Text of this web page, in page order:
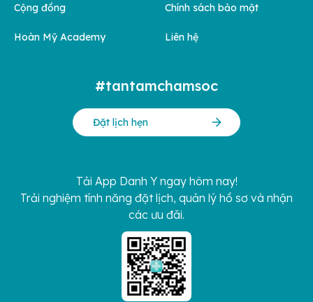
Cộng đồng
Hoàn Mỹ Academy
Chính sách bảo mật
Liên hệ
#tantamchamsoc
Đặt lịch hẹn
Tải App Danh Y ngay hôm nay!
Trải nghiệm tính năng đặt lịch, quản lý hồ sơ và nhận
các ưu đãi.